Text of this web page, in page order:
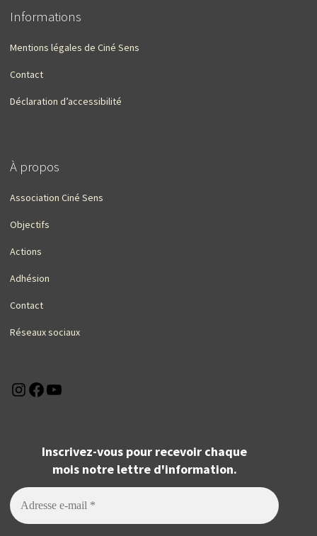
Informations
Mentions légales de Ciné Sens
Contact
Déclaration d’accessibilité
À propos
Association Ciné Sens
Objectifs
Actions
Adhésion
Contact
Réseaux sociaux
Instagram
Facebook
Inscrivez-vous pour recevoir chaque
mois notre lettre d'information.